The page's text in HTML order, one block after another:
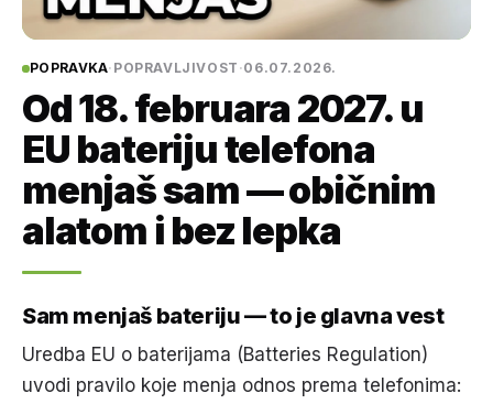
POPRAVKA· POPRAVLJIVOST ·06.07.2026.
Od 18. februara 2027. u
EU bateriju telefona
menjaš sam — običnim
alatom i bez lepka
Sam menjaš bateriju — to je glavna vest
Uredba EU o baterijama (Batteries Regulation)
uvodi pravilo koje menja odnos prema telefonima: